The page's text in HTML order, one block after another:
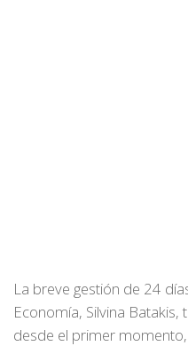
La breve gestión de 24
Economía, Silvina
desde el primer